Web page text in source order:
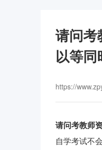
请问考
以等同
https://
请问考教师
自学考试不